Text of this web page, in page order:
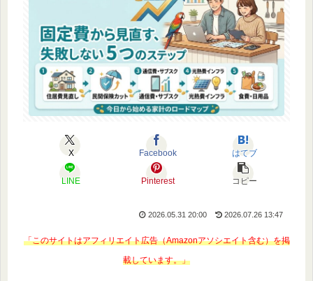
X Facebook はてブ
LINE Pinterest コピー
2026.05.31 20:00 2026.07.26 13:47
「このサイトはアフィリエイト広告（Amazonアソシエイト含む）を掲
載しています。」